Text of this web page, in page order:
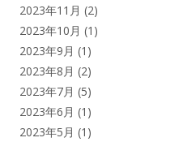
2023年11月 (2)
2023年10月 (1)
2023年9月 (1)
2023年8月 (2)
2023年7月 (5)
2023年6月 (1)
2023年5月 (1)